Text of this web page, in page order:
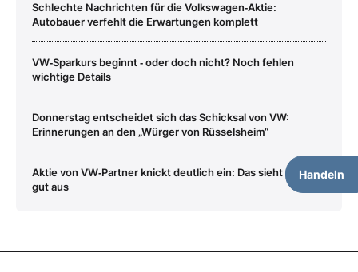
Handeln
Schlechte Nachrichten für die Volkswagen‑Aktie:
Autobauer verfehlt die Erwartungen komplett
VW‑Sparkurs beginnt ‑ oder doch nicht? Noch fehlen
wichtige Details
Donnerstag entscheidet sich das Schicksal von VW:
Erinnerungen an den „Würger von Rüsselsheim“
Aktie von VW‑Partner knickt deutlich ein: Das sieht nicht
gut aus